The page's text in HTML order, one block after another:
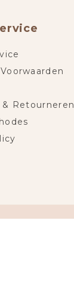
Retourneren